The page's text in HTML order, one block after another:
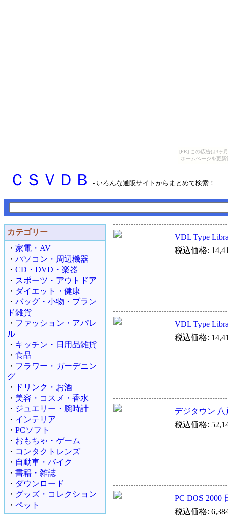
[PR] この広告は3ヶ
ホームページを更
ＣＳＶＤＢ - いろんな通販サイトからまとめて検索！
カテゴリー
・ 家電・AV
・ パソコン・周辺機器
・ CD・DVD・楽器
・ スポーツ・アウトドア
・ ダイエット・健康
・ バッグ・小物・ブラン
ド雑貨
・ ファッション・アパレ
ル
・ キッチン・日用品雑貨
・ 食品
・ フラワー・ガーデニン
グ
・
ドリンク・お酒
・ 美容・コスメ・香水
・ ジュエリー・腕時計
・ インテリア
・ PCソフト
・ おもちゃ・ゲーム
・ コンタクトレンズ
・ 自動車・バイク
・ 書籍・雑誌
・ ダウンロード
・ グッズ・コレクション
・ ペット
VDL Type
税込価格:
VDL Type
税込価格:
デジタウン 八
税込価格:
PC DOS 2000
税込価格: